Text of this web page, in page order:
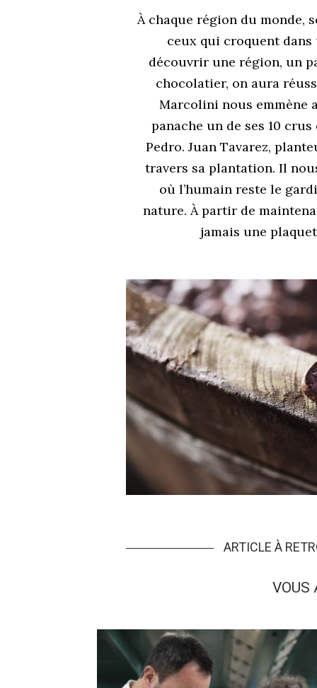
À chaque région du monde,
ceux qui croquent
découvrir une région, un
chocolatier, on aura
Marcolini nous emmène
panache un de ses 10
Pedro. Juan Tavarez,
travers sa plantation. Il
où l’humain reste le
nature. À partir de
jamais une
ARTICLE À
VOUS